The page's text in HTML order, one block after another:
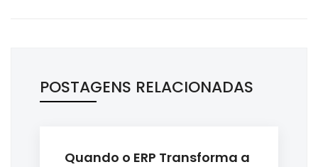
POSTAGENS RELACIONADAS
Quando o ERP Transforma a